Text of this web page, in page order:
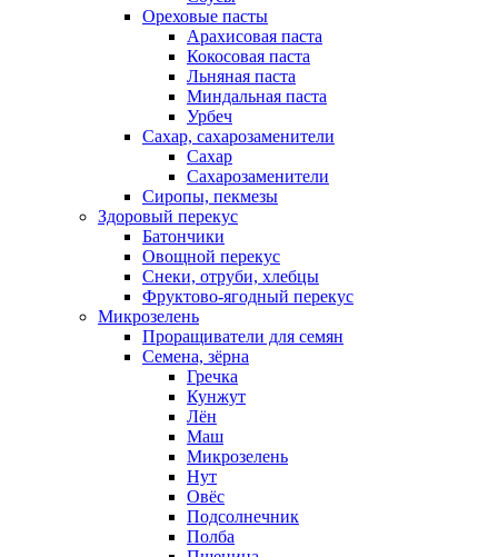
Ореховые пасты
Арахисовая паста
Кокосовая паста
Льняная паста
Миндальная паста
Урбеч
Сахар, сахарозаменители
Сахар
Сахарозаменители
Сиропы, пекмезы
Здоровый перекус
Батончики
Овощной перекус
Снеки, отруби, хлебцы
Фруктово-ягодный перекус
Микрозелень
Проращиватели для семян
Семена, зёрна
Гречка
Кунжут
Лён
Маш
Микрозелень
Нут
Овёс
Подсолнечник
Полба